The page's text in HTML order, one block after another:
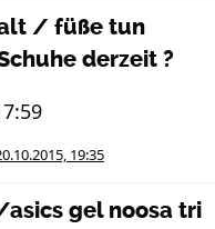
/ füße tun
derzeit ?
19:35
gel noosa tri